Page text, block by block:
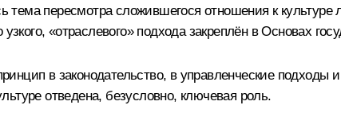
тема пересмотра сложившегося отношения к
узкого, «отраслевого» подхода закреплён в Основах
в законодательство, в управленческие
отведена, безусловно, ключевая роль.